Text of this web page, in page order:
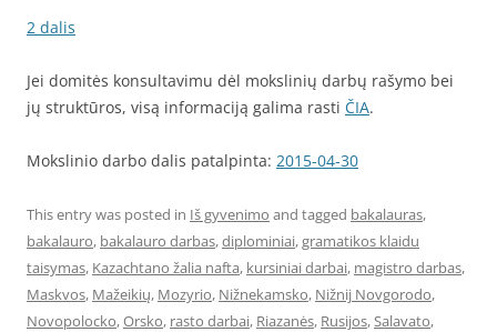
2 dalis
Jei domitės konsultavimu dėl mokslinių darbų rašymo bei
jų struktūros, visą informaciją galima rasti ČIA.
Mokslinio darbo dalis patalpinta: 2015-04-30
This entry was posted in Iš gyvenimo and tagged bakalauras,
bakalauro, bakalauro darbas,diplominiai,gramatikos klaidu
taisymas, Kazachtano žalia nafta, kursiniai darbai, magistro darbas,
Maskvos, Mažeikių, Mozyrio, Nižnekamsko, Nižnij Novgorodo,
Novopolocko,Orsko, rasto darbai, Riazanės, Rusijos,Salavato,